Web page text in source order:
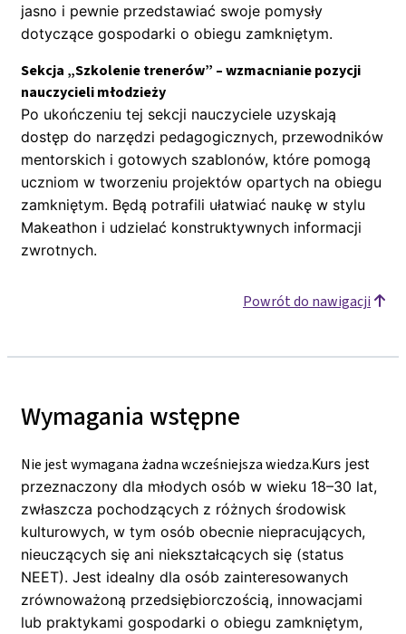
jasno i pewnie przedstawiać swoje pomysły
dotyczące gospodarki o obiegu zamkniętym.
Sekcja „Szkolenie trenerów” – wzmacnianie pozycji
nauczycieli młodzieży
Po ukończeniu tej sekcji nauczyciele uzyskają
dostęp do narzędzi pedagogicznych, przewodników
mentorskich i gotowych szablonów, które pomogą
uczniom w tworzeniu projektów opartych na obiegu
zamkniętym. Będą potrafili ułatwiać naukę w stylu
Makeathon i udzielać konstruktywnych informacji
zwrotnych.
Powrót do nawigacji
Wymagania wstępne
Nie jest wymagana żadna wcześniejsza wiedza.Kurs jest
przeznaczony dla młodych osób w wieku 18–30 lat,
zwłaszcza pochodzących z różnych środowisk
kulturowych, w tym osób obecnie niepracujących,
nieuczących się ani niekształcących się (status
NEET). Jest idealny dla osób zainteresowanych
zrównoważoną przedsiębiorczością, innowacjami
lub praktykami gospodarki o obiegu zamkniętym,